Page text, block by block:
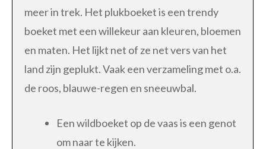
meer in trek. Het plukboeket is een trendy
boeket met een willekeur aan kleuren, bloemen
en maten. Het lijkt net of ze net vers van het
land zijn geplukt. Vaak een verzameling met o.a.
de roos, blauwe-regen en sneeuwbal.
Een wildboeket op de vaas is een genot
om naar te kijken.